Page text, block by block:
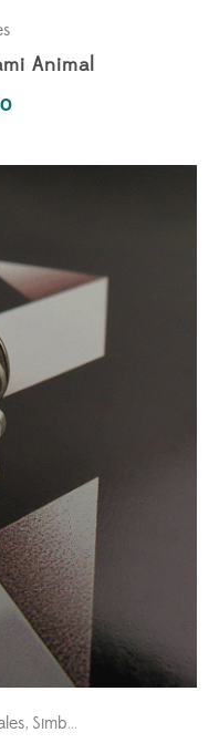
Animal
, Simbología Del Alma